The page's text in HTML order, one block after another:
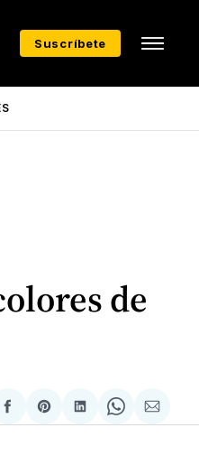
Suscríbete
de
Compartir
en
Share
on
Compartir
en
Share
on
via